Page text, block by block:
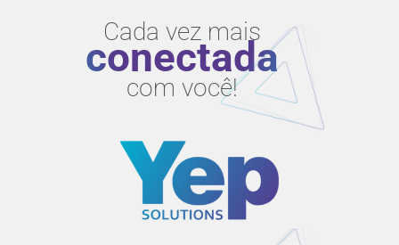
Cada vez mais
conectada
com você!